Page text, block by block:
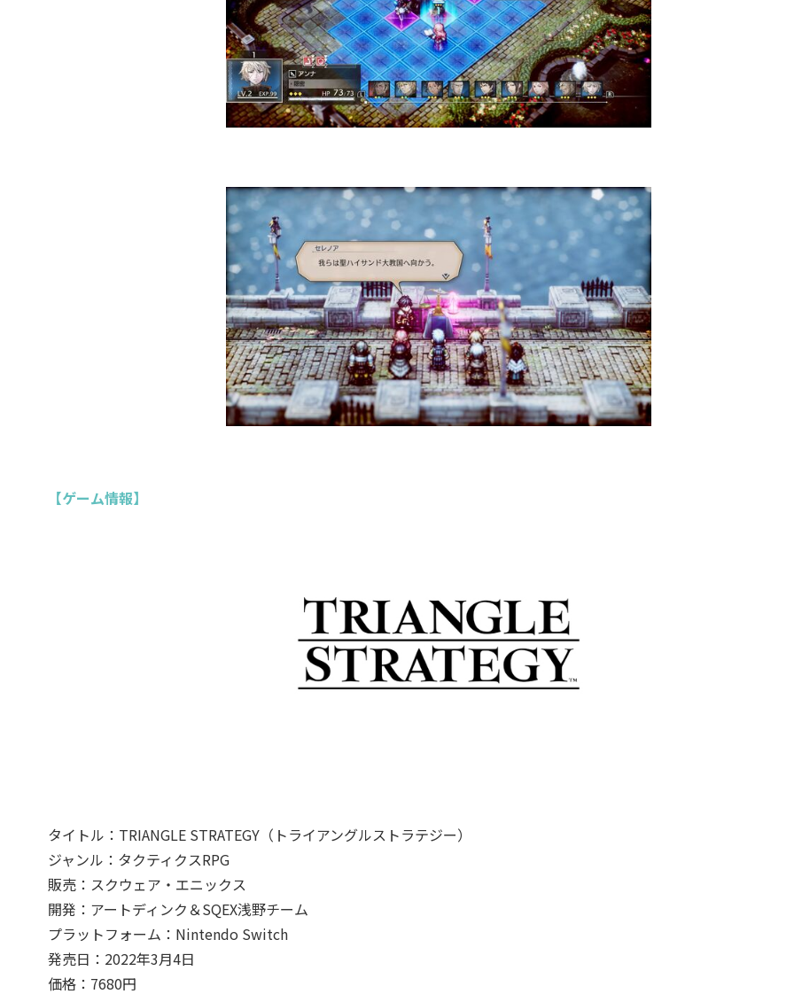
【ゲーム情報】
タイトル：TRIANGLE STRATEGY（トライアングルストラテジー）
ジャンル：タクティクスRPG
販売：スクウェア・エニックス
開発：アートディンク＆SQEX浅野チーム
プラットフォーム：Nintendo Switch
発売日：2022年3月4日
価格：7680円